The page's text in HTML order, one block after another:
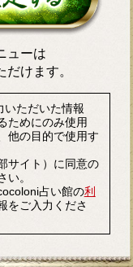
ューは
けます。
いただいた情報
ためにのみ使用
他の目的で使用す
サイト）に同意の
い。
占い館の利
をご入力くださ